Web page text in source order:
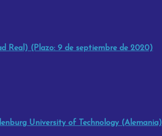
Real) (Plazo: 9 de septiembre de 2020)
University of Technology